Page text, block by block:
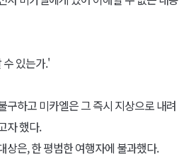
수 있는가.'
구하고 미카엘은 그 즉시 지상으로 내려
자 했다.
상은, 한 평범한 여행자에 불과했다.